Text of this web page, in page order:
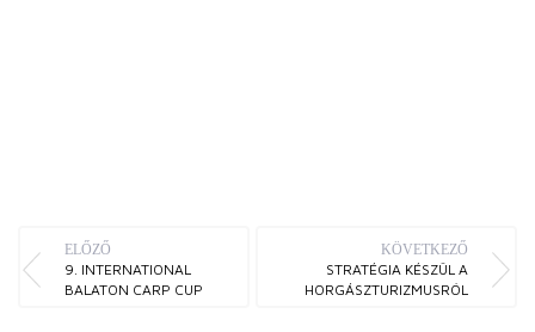
ELŐZŐ
9. INTERNATIONAL
BALATON CARP CUP
KÖVETKEZŐ
STRATÉGIA KÉSZÜL A
HORGÁSZTURIZMUSRÓL